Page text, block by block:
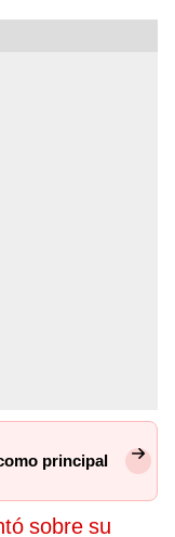
principal
sobre su